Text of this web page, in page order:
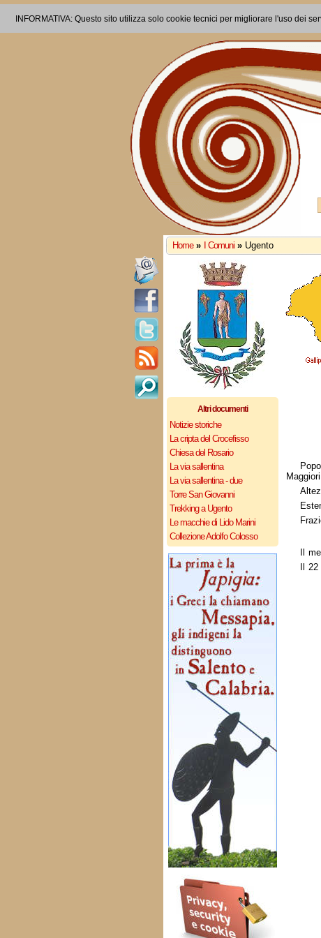
INFORMATIVA: Questo sito utilizza solo cookie tecnici per migliorare l'uso dei
Home » I Comuni » Ugento
Altri documenti
Notizie storiche
La cripta del Crocefisso
Chiesa del Rosario
La via sallentina
La via sallentina - due
Torre San Giovanni
Trekking a Ugento
Le macchie di Lido Marini
Collezione Adolfo Colosso
Il
Il